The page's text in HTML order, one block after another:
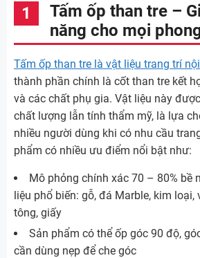
Tấm ốp than tre –
năng cho mọi
Tấm ốp than tre là vật liệu trang trí
thành phần chính là cốt than tre kết
và các chất phụ gia. Vật liệu này
chất lượng lẫn tính thẩm mỹ, là lựa
nhiều người dùng khi có nhu cầu
phẩm có nhiều ưu điểm nổi bật như:
Mô phỏng chính xác 70 – 80% bề
liệu phổ biến: gỗ, đá Marble, kim loại,
tông, giấy
Sản phẩm có thể ốp góc 90 độ,
cần dùng nẹp để che góc